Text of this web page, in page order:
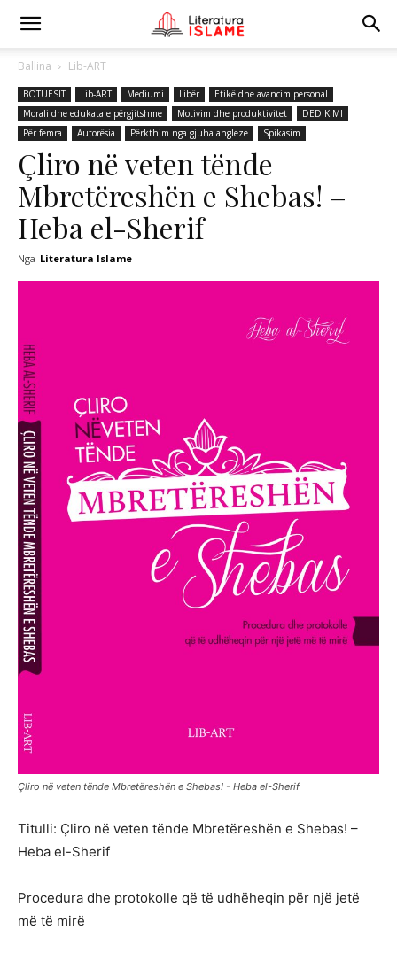
Ballina Lib-ART
BOTUESIT Lib-ART Mediumi Libër
Etikë dhe avancim personal
Morali dhe edukata e përgjitshme
Motivim dhe produktivitet
DEDIKIMI
Për femra
Autorësia Përkthim nga gjuha angleze Spikasim
Çliro në veten tënde
Mbretëreshën e Shebas! –
Heba el-Sherif
Nga Literatura Islame -
Çliro në veten tënde Mbretëreshën e Shebas! - Heba el-Sherif
Titulli: Çliro në veten tënde Mbretëreshën e Shebas! –
Heba el-Sherif
Procedura dhe protokolle që të udhëheqin për një jetë
më të mirë